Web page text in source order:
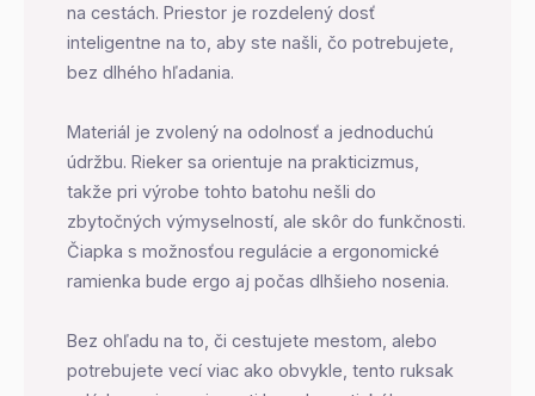
na cestách. Priestor je rozdelený dosť
inteligentne na to, aby ste našli, čo potrebujete,
bez dlhého hľadania.
Materiál je zvolený na odolnosť a jednoduchú
údržbu. Rieker sa orientuje na prakticizmus,
takže pri výrobe tohto batohu nešli do
zbytočných výmyselností, ale skôr do funkčnosti.
Čiapka s možnosťou regulácie a ergonomické
ramienka bude ergo aj počas dlhšieho nosenia.
Bez ohľadu na to, či cestujete mestom, alebo
potrebujete vecí viac ako obvykle, tento ruksak